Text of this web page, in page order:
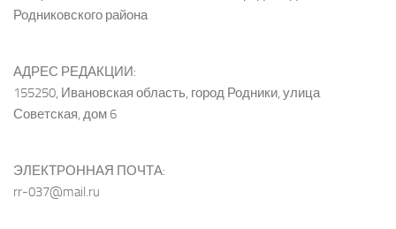
Родниковского района
АДРЕС РЕДАКЦИИ:
155250, Ивановская область, город Родники, улица
Советская, дом 6
ЭЛЕКТРОННАЯ ПОЧТА:
rr-037@mail.ru